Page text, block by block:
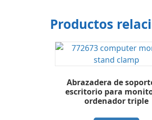
Productos
Abrazadera de
escritorio para
ordenador triple